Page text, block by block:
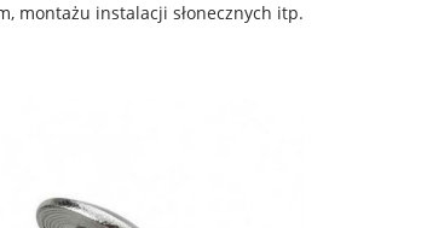
montażu instalacji słonecznych itp.